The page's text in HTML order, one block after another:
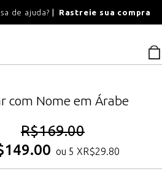
de ajuda? Rastreie sua compra
com Nome em Árabe
R$169.00
149.00 ou 5 XR$29.80